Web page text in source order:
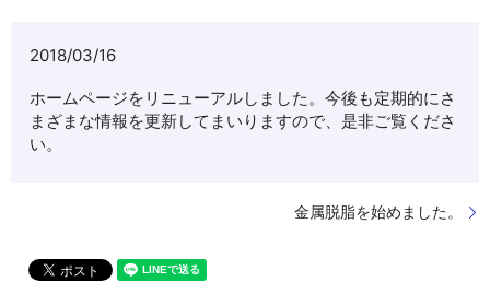
2018/03/16
ホームページをリニューアルしました。今後も定期的にさ
まざまな情報を更新してまいりますので、是非ご覧くださ
い。
金属脱脂を始めました。